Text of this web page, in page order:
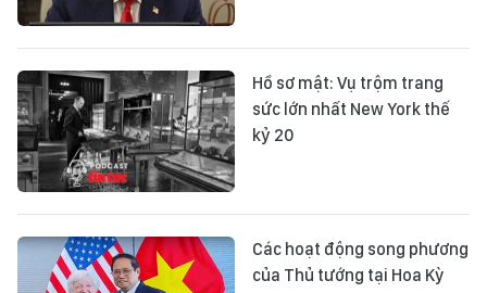
Hồ sơ mật: Vụ trộm trang
sức lớn nhất New York thế
kỷ 20
Các hoạt động song phương
của Thủ tướng tại Hoa Kỳ